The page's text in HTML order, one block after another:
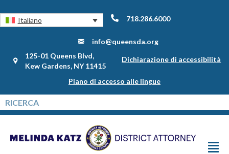
Italiano 718.286.6000
info@queensda.org
125-01 Queens Blvd,
Kew Gardens, NY 11415
Dichiarazione di accessibilità
Piano di accesso alle lingue